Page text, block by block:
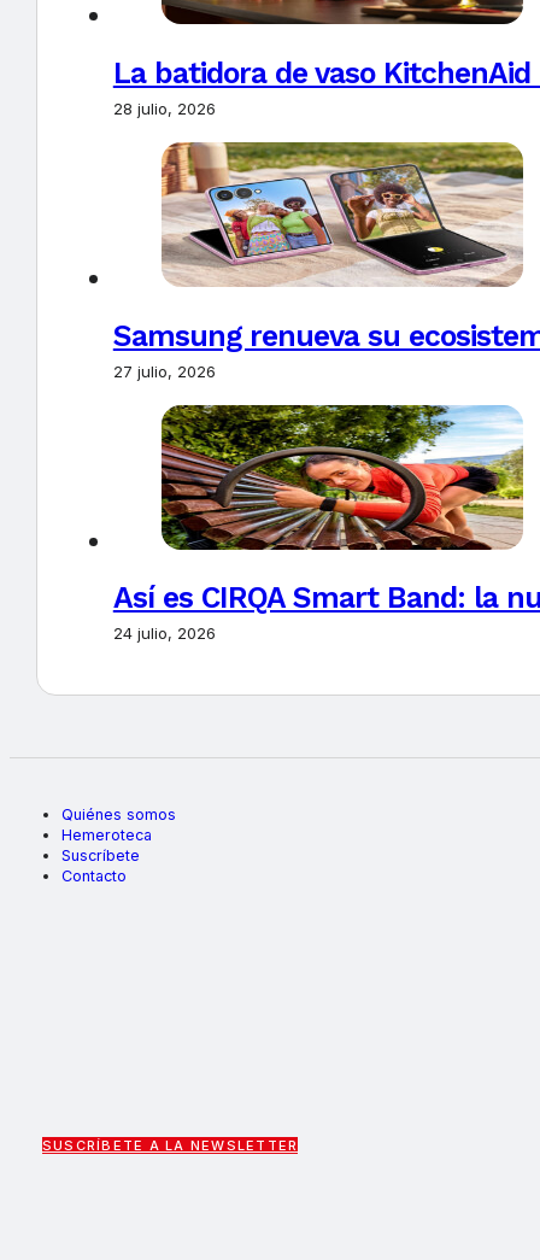
La batidora de vaso
28 julio, 2026
Samsung renueva su
27 julio, 2026
Así es CIRQA Smart Band: la
24 julio, 2026
Quiénes somos
Hemeroteca
Suscríbete
Contacto
SUSCRÍBETE A LA NEWSLETTER